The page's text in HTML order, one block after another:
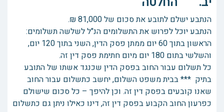
הנתבע ישלם לתובע את סכום של 81,000 ₪.
הנתבע יוכל לפרוש את התשלומים הנ"ל לשלשה תשלומים:
הראשון בתוך 60 יום ממתן פסק הדין, השני בתוך 120 יום,
והשלשי בתום 180 יום מיום חתימת פסק דין זה.
כל תשלום עבור החוב בפסק הדין שכנגד אשתו של התובע
בתיק *** בבית משפט השלום, יחשב כתשלום עבור החוב
שאנו קובעים בפסק דין זה. וכן להיפך – כל סכום שישולם
כפרעון החוב הקבוע בפסק דין זה, דינו כאילו ניתן גם כתשלום